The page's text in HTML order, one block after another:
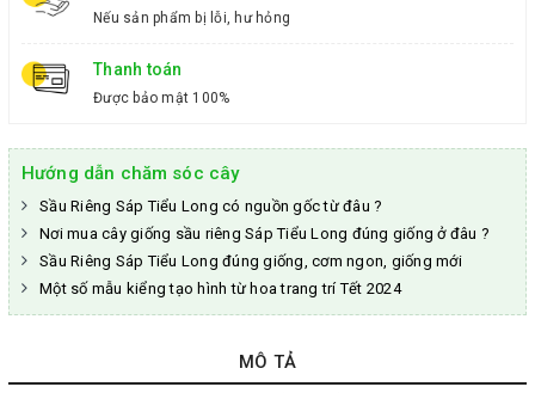
Nếu sản phẩm bị lỗi, hư hỏng
Thanh toán
Được bảo mật 100%
Hướng dẫn chăm sóc cây
Sầu Riêng Sáp Tiểu Long có nguồn gốc từ đâu ?
Nơi mua cây giống sầu riêng Sáp Tiểu Long đúng giống ở đâu ?
Sầu Riêng Sáp Tiểu Long đúng giống, cơm ngon, giống mới
Một số mẫu kiểng tạo hình từ hoa trang trí Tết 2024
MÔ TẢ